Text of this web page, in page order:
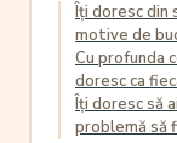
Îți doresc
motive de
Cu profunda
doresc ca
Îți doresc să
problemă să